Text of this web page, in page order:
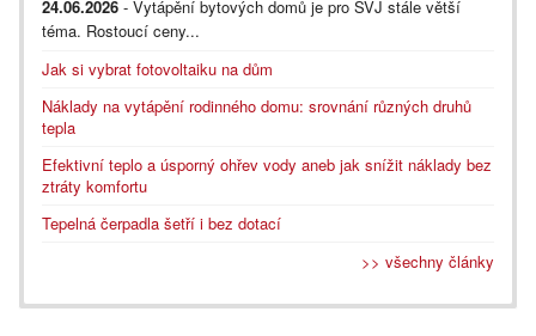
24.06.2026 - Vytápění bytových domů je pro SVJ stále větší
téma. Rostoucí ceny...
Jak si vybrat fotovoltaiku na dům
Náklady na vytápění rodinného domu: srovnání různých druhů
tepla
Efektivní teplo a úsporný ohřev vody aneb jak snížit náklady bez
ztráty komfortu
Tepelná čerpadla šetří i bez dotací
>> všechny články